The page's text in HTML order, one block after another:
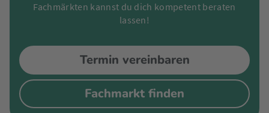
Fachmärkten kannst du dich kompetent beraten
lassen!
Fachmarkt finden
Termin vereinbaren